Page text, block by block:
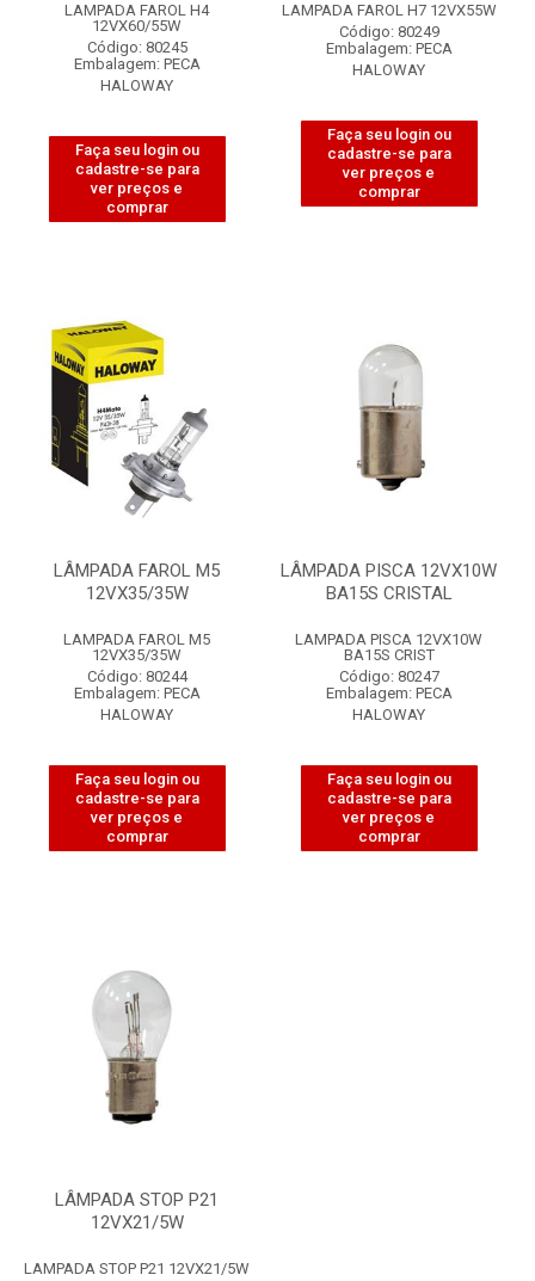
LAMPADA FAROL H4
12VX60/55W
Código: 80245
Embalagem: PECA
HALOWAY
Faça seu login ou
cadastre-se para
ver preços e
comprar
LAMPADA FAROL H7 12VX55W
Código: 80249
Embalagem: PECA
HALOWAY
Faça seu login ou
cadastre-se para
ver preços e
comprar
LÂMPADA FAROL M5
12VX35/35W
LAMPADA FAROL M5
12VX35/35W
Código: 80244
Embalagem: PECA
HALOWAY
Faça seu login ou
cadastre-se para
ver preços e
comprar
LÂMPADA PISCA 12VX10W
BA15S CRISTAL
LAMPADA PISCA 12VX10W
BA15S CRIST
Código: 80247
Embalagem: PECA
HALOWAY
Faça seu login ou
cadastre-se para
ver preços e
comprar
LÂMPADA STOP P21
12VX21/5W
LAMPADA STOP P21 12VX21/5W